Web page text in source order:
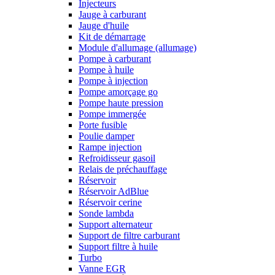
Injecteurs
Jauge à carburant
Jauge d'huile
Kit de démarrage
Module d'allumage (allumage)
Pompe à carburant
Pompe à huile
Pompe à injection
Pompe amorçage go
Pompe haute pression
Pompe immergée
Porte fusible
Poulie damper
Rampe injection
Refroidisseur gasoil
Relais de préchauffage
Réservoir
Réservoir AdBlue
Réservoir cerine
Sonde lambda
Support alternateur
Support de filtre carburant
Support filtre à huile
Turbo
Vanne EGR